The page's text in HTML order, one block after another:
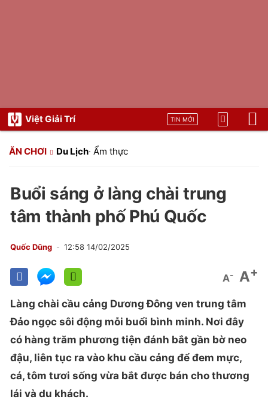
Việt Giải Trí TIN MỚI
ĂN CHƠI Du Lịch· Ẩm thực
Buổi sáng ở làng chài trung
tâm thành phố Phú Quốc
Quốc Dũng 12:58 14/02/2025
A- A+
Làng chài cầu cảng Dương Đông ven trung tâm
Đảo ngọc sôi động mỗi buổi bình minh. Nơi đây
có hàng trăm phương tiện đánh bắt gần bờ neo
đậu, liên tục ra vào khu cầu cảng để đem mực,
cá, tôm tươi sống vừa bắt được bán cho thương
lái và du khách.